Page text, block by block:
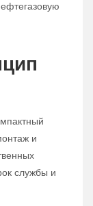
и
службы и